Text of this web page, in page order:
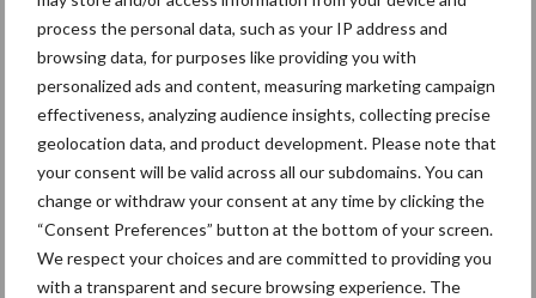
process the personal data, such as your IP address and
browsing data, for purposes like providing you with
personalized ads and content, measuring marketing campaign
effectiveness, analyzing audience insights, collecting precise
geolocation data, and product development. Please note that
your consent will be valid across all our subdomains. You can
change or withdraw your consent at any time by clicking the
“Consent Preferences” button at the bottom of your screen.
We respect your choices and are committed to providing you
with a transparent and secure browsing experience. The
voor
hulp
Oost
Europa
Alpheios heeft in het eerste kwartaal van 2011 wederom tien
werkwagens aan ‘Stichting Sociaal Medische Hulpverlening aan
Oost Europa’ (SMHO) gedoneerd. In 2010 doneerde Alpheios
ook al een groot aantal werkwagens aan ...Lees meer